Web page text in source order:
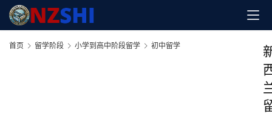
首页 留学阶段 小学到高中阶段留学 初中留学